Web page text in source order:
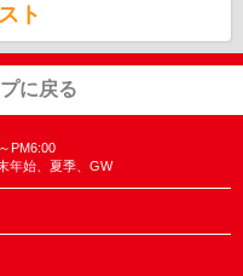
ト
に戻る
PM6:00
年始、夏季、GW